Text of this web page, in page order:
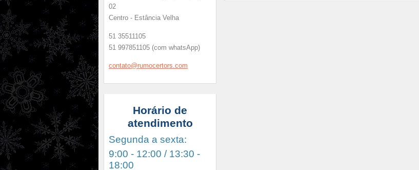
02
Centro - Estância Velha
51 35511105
51 997851105 (com whatsApp)
contato@rumocertors.com
Horário de
atendimento
Segunda a sexta:
9:00 - 12:00 / 13:30 -
18:00